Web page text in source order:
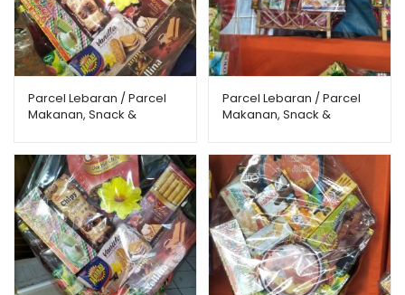
Parcel Lebaran / Parcel
Makanan, Snack &
Parcel Lebaran / Parcel
Makanan, Snack &